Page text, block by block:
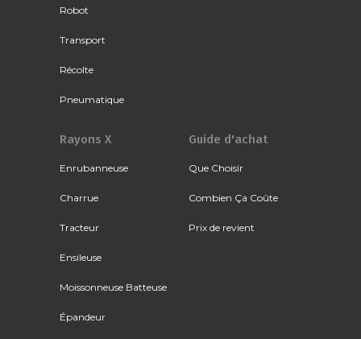
Robot
Transport
Récolte
Pneumatique
Rayons X
Enrubanneuse
Charrue
Tracteur
Ensileuse
Moissonneuse Batteuse
Épandeur
Guide d'achat
Que Choisir
Combien Ça Coûte
Prix de revient